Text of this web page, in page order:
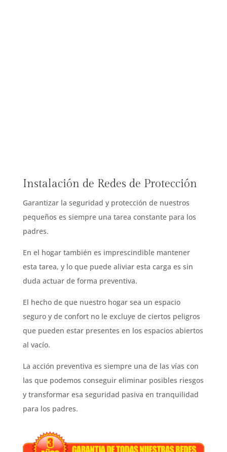
Instalación de Redes de Protección
Garantizar la seguridad y protección de nuestros
pequeños es siempre una tarea constante para los
padres.
En el hogar también es imprescindible mantener
esta tarea, y lo que puede aliviar esta carga es sin
duda actuar de forma preventiva.
El hecho de que nuestro hogar sea un espacio
seguro y de confort no le excluye de ciertos peligros
que pueden estar presentes en los espacios abiertos
al vacío.
La acción preventiva es siempre una de las vías con
las que podemos conseguir eliminar posibles riesgos
y transformar esa seguridad pasiva en tranquilidad
para los padres.